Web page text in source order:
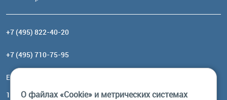
+7 (495) 822-40-20
+7 (495) 710-75-95
Email:
117485, Москва, ул. Профсоюзная, 84/32, корп 1
О файлах «Cookie» и метрических системах